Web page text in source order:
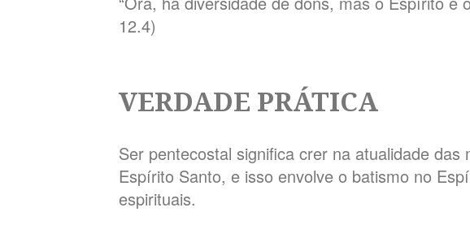
12.4)
VERDADE PRÁTICA
Ser pentecostal significa crer na atualidade das
Espírito Santo, e isso envolve o batismo no
espirituais.